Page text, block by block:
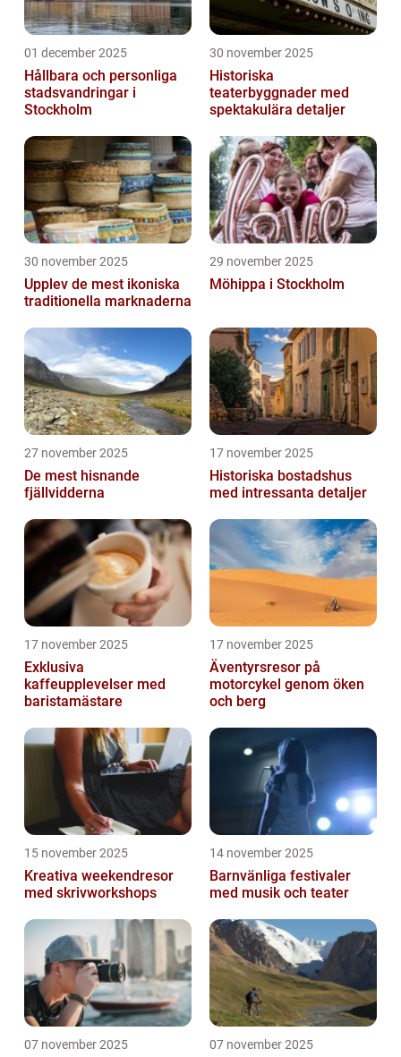
01 december 2025
Hållbara och personliga
stadsvandringar i
Stockholm
30 november 2025
Historiska
teaterbyggnader med
spektakulära detaljer
30 november 2025
Upplev de mest ikoniska
traditionella marknaderna
29 november 2025
Möhippa i Stockholm
27 november 2025
De mest hisnande
fjällvidderna
17 november 2025
Historiska bostadshus
med intressanta detaljer
17 november 2025
Exklusiva
kaffeupplevelser med
baristamästare
17 november 2025
Äventyrsresor på
motorcykel genom öken
och berg
15 november 2025
Kreativa weekendresor
med skrivworkshops
14 november 2025
Barnvänliga festivaler
med musik och teater
07 november 2025 07 november 2025